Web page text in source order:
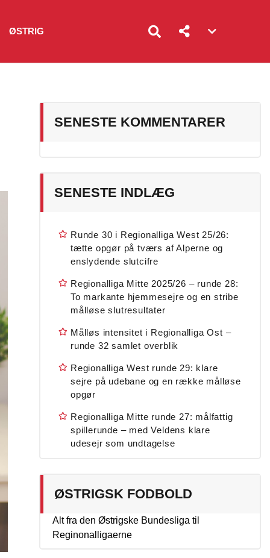
ØSTRIG
toggle
SENESTE KOMMENTARER
SENESTE INDLÆG
Runde 30 i Regionalliga West 25/26:
tætte opgør på tværs af Alperne og
enslydende slutcifre
Regionalliga Mitte 2025/26 – runde 28:
To markante hjemmesejre og en stribe
målløse slutresultater
Målløs intensitet i Regionalliga Ost –
runde 32 samlet overblik
Regionalliga West runde 29: klare
sejre på udebane og en række målløse
opgør
Regionalliga Mitte runde 27: målfattig
spillerunde – med Veldens klare
udesejr som undtagelse
ØSTRIGSK FODBOLD
Alt fra den Østrigske Bundesliga til
Reginonalligaerne